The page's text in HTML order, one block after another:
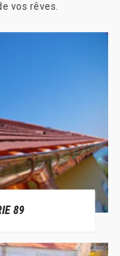
vos rêves.
89